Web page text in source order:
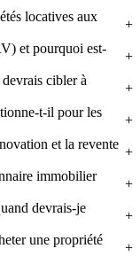
locatives aux
et pourquoi est-
cibler à
t-il pour les
et la revente
immobilier
devrais-je
une propriété